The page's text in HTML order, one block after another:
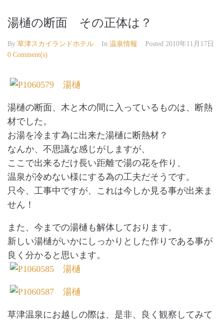
湯樋の断面 その正体は？
By 草津スカイランドホテル In 温泉情報 Posted 2010年11月17日
0 Comment(s)
湯樋の断面、木と木の間に入っているものは、断熱
材でした。
お湯を冷ます為に出来た湯樋に断熱材？
なんか、不思議な感じがしますが、
ここで出来るだけ長い距離で湯の花を作り、
温泉が冷めない様にする為の工夫だそうです。
只今、工事中ですが、これは今しか見る事が出来ま
せん！
また、今までの湯樋も解体しております。
新しい湯樋がいかにしっかりとした作りである事が
良く分かると思います。
草津温泉にお越しの際は、是非、良く観察してみて